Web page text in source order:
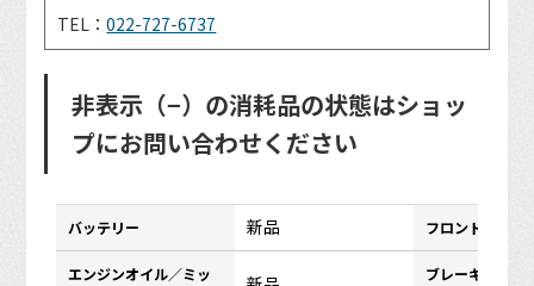
TEL：022-727-6737
非表示（−）の消耗品の状態はショッ
プにお問い合わせください
バッテリー 新品 フロントタイヤ
エンジンオイル／ミッ
ブレーキパッド